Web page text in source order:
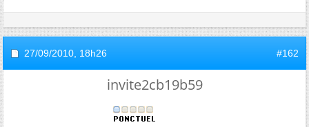
27/09/2010, 18h26 #162
invite2cb19b59